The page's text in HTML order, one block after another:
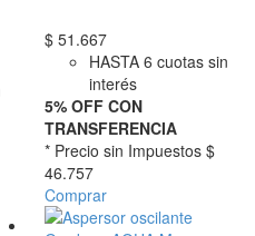
$ 51.667
HASTA 6 cuotas sin
interés
5% OFF CON
TRANSFERENCIA
* Precio sin Impuestos $
46.757
Comprar